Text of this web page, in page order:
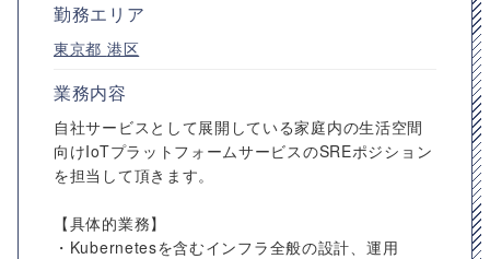
勤務エリア
東京都 港区
業務内容
自社サービスとして展開している家庭内の生活空間
向けIoTプラットフォームサービスのSREポジション
を担当して頂きます。
【具体的業務】
・Kubernetesを含むインフラ全般の設計、運用